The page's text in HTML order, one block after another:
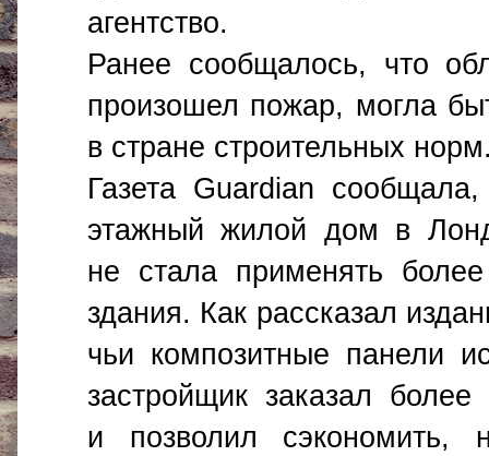
агентство.
Ранее сообщалось, что
произошел пожар, могла
в стране строительных
Газета Guardian
этажный жилой дом в
не стала применять
здания. Как рассказал
чьи композитные панели
застройщик заказал
и позволил